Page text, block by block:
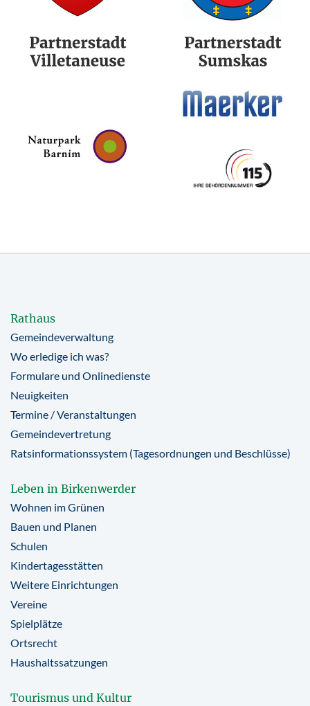
Rathaus
Gemeindeverwaltung
Wo erledige ich was?
Formulare und Onlinedienste
Neuigkeiten
Termine / Veranstaltungen
Gemeindevertretung
Ratsinformationssystem (Tagesordnungen und Beschlüsse)
Leben in Birkenwerder
Wohnen im Grünen
Bauen und Planen
Schulen
Kindertagesstätten
Weitere Einrichtungen
Vereine
Spielplätze
Ortsrecht
Haushaltssatzungen
Tourismus und Kultur